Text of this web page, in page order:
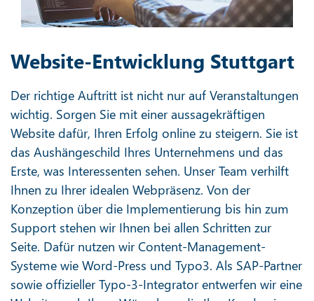
Website-Entwicklung Stuttgart
Der richtige Auftritt ist nicht nur auf Veranstaltungen
wichtig. Sorgen Sie mit einer aussagekräftigen
Website dafür, Ihren Erfolg online zu steigern. Sie ist
das Aushängeschild Ihres Unternehmens und das
Erste, was Interessenten sehen. Unser Team verhilft
Ihnen zu Ihrer idealen Webpräsenz. Von der
Konzeption über die Implementierung bis hin zum
Support stehen wir Ihnen bei allen Schritten zur
Seite. Dafür nutzen wir Content-Management-
Systeme wie Word-Press und Typo3. Als SAP-Partner
sowie offizieller Typo-3-Integrator entwerfen wir eine